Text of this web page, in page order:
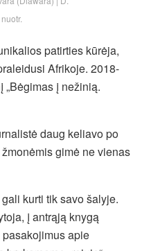
patirties kūrėja,
Afrikoje. 2018-
į nežinią.
daug keliavo po
gimė ne vienas
kurti tik savo šalyje.
į antrąją knygą
apie